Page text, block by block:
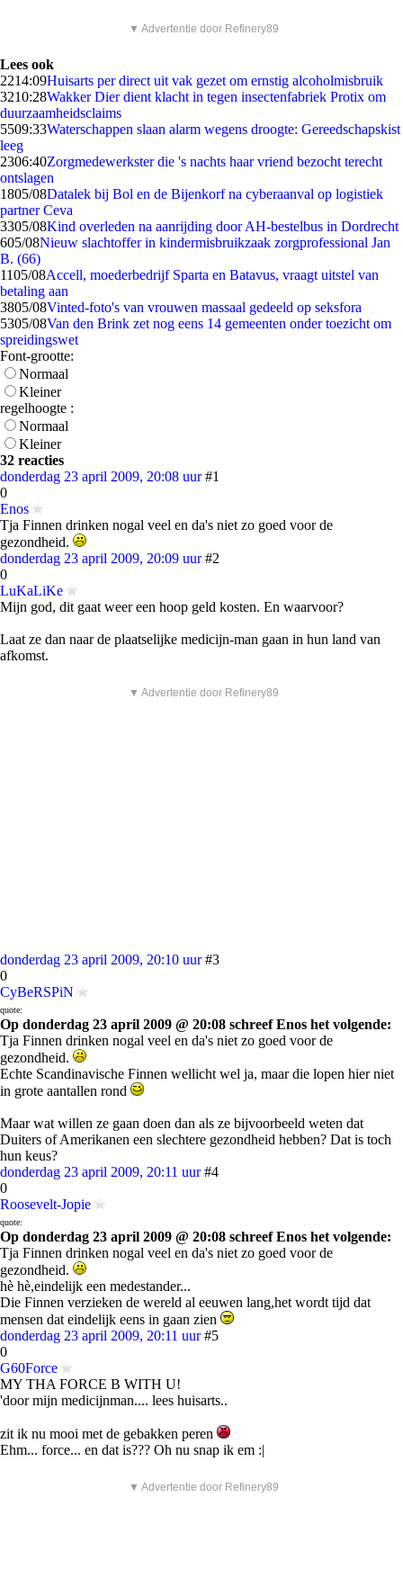
▼ Advertentie door Refinery89
Lees ook
2214:09Huisarts per direct uit vak gezet om ernstig alcoholmisbruik
3210:28Wakker Dier dient klacht in tegen insectenfabriek Protix om
duurzaamheidsclaims
5509:33Waterschappen slaan alarm wegens droogte: Gereedschapskist
leeg
2306:40Zorgmedewerkster die 's nachts haar vriend bezocht terecht
ontslagen
1805/08Datalek bij Bol en de Bijenkorf na cyberaanval op logistiek
partner Ceva
3305/08Kind overleden na aanrijding door AH-bestelbus in Dordrecht
605/08Nieuw slachtoffer in kindermisbruikzaak zorgprofessional Jan
B. (66)
1105/08Accell, moederbedrijf Sparta en Batavus, vraagt uitstel van
betaling aan
3805/08Vinted-foto's van vrouwen massaal gedeeld op seksfora
5305/08Van den Brink zet nog eens 14 gemeenten onder toezicht om
spreidingswet
Font-grootte:
Normaal
Kleiner
regelhoogte :
Normaal
Kleiner
32 reacties
donderdag 23 april 2009, 20:08 uur #1
0
Enos
Tja Finnen drinken nogal veel en da's niet zo goed voor de
gezondheid.
donderdag 23 april 2009, 20:09 uur #2
0
LuKaLiKe
Mijn god, dit gaat weer een hoop geld kosten. En waarvoor?
Laat ze dan naar de plaatselijke medicijn-man gaan in hun land van
afkomst.
▼ Advertentie door Refinery89
donderdag 23 april 2009, 20:10 uur #3
0
CyBeRSPiN
quote:
Op donderdag 23 april 2009 @ 20:08 schreef Enos het volgende:
Tja Finnen drinken nogal veel en da's niet zo goed voor de
gezondheid.
Echte Scandinavische Finnen wellicht wel ja, maar die lopen hier niet
in grote aantallen rond
Maar wat willen ze gaan doen dan als ze bijvoorbeeld weten dat
Duiters of Amerikanen een slechtere gezondheid hebben? Dat is toch
hun keus?
donderdag 23 april 2009, 20:11 uur #4
0
Roosevelt-Jopie
quote:
Op donderdag 23 april 2009 @ 20:08 schreef Enos het volgende:
Tja Finnen drinken nogal veel en da's niet zo goed voor de
gezondheid.
hè hè,eindelijk een medestander...
Die Finnen verzieken de wereld al eeuwen lang,het wordt tijd dat
mensen dat eindelijk eens in gaan zien
donderdag 23 april 2009, 20:11 uur #5
0
G60Force
MY THA FORCE B WITH U!
'door mijn medicijnman.... lees huisarts..
zit ik nu mooi met de gebakken peren
Ehm... force... en dat is??? Oh nu snap ik em :|
▼ Advertentie door Refinery89